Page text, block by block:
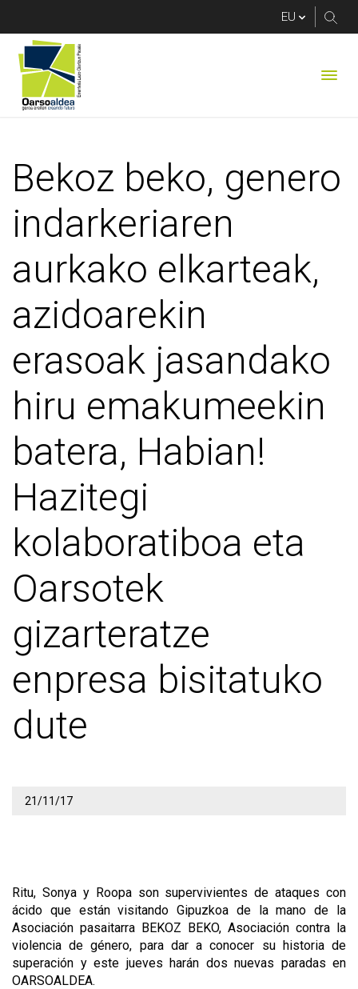
Bekoz beko, genero
indarkeriaren
aurkako elkarteak,
azidoarekin
erasoak jasandako
hiru emakumeekin
batera, Habian!
Hazitegi
kolaboratiboa eta
Oarsotek
gizarteratze
enpresa bisitatuko
dute
21/11/17
Ritu, Sonya y Roopa son supervivientes de ataques con
ácido que están visitando Gipuzkoa de la mano de la
Asociación pasaitarra BEKOZ BEKO, Asociación contra la
violencia de género, para dar a conocer su historia de
superación y este jueves harán dos nuevas paradas en
OARSOALDEA.